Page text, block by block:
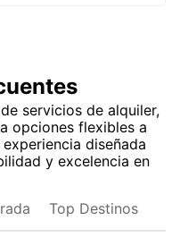
servicios de alquiler,
opciones flexibles a
diseñada
y excelencia en
Top Destinos